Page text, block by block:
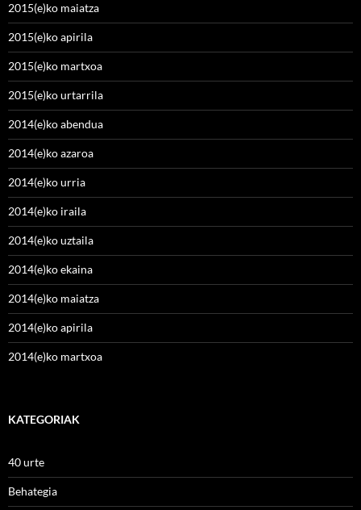
2015(e)ko maiatza
2015(e)ko apirila
2015(e)ko martxoa
2015(e)ko urtarrila
2014(e)ko abendua
2014(e)ko azaroa
2014(e)ko urria
2014(e)ko iraila
2014(e)ko uztaila
2014(e)ko ekaina
2014(e)ko maiatza
2014(e)ko apirila
2014(e)ko martxoa
KATEGORIAK
40 urte
Behategia